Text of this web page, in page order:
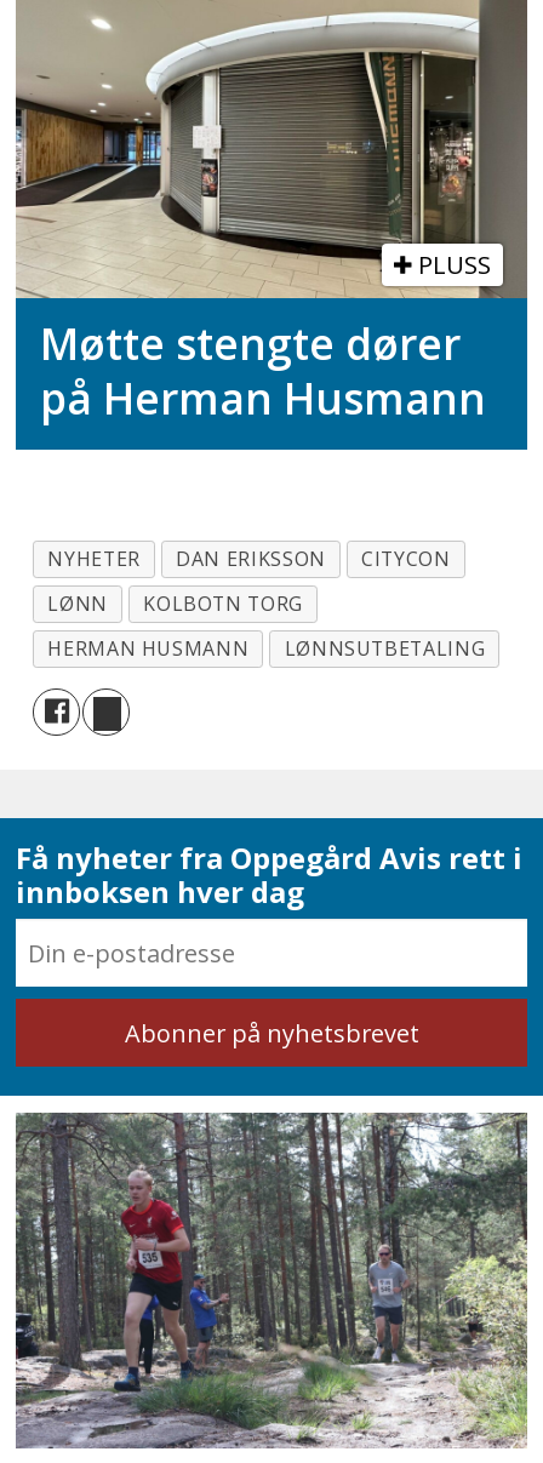
PLUSS
Møtte stengte dører
på Herman Husmann
NYHETER DAN ERIKSSON
CITYCON
LØNN
KOLBOTN TORG
HERMAN HUSMANN
LØNNSUTBETALING
Få nyheter fra Oppegård Avis rett i
innboksen hver dag